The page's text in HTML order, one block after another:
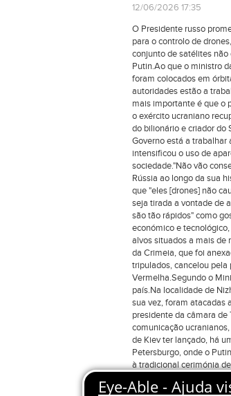
12/06/2026 17:35
O Presidente russo
para o controlo de
conjunto de satélites
Putin.Ao que o ministro
foram colocados em
autoridades estão a
mais importante é que o
o exército ucraniano
do bilionário e criador do
Governo está a
intensificou o uso de
sociedade."Não vão
Rússia ao longo da sua
que "eles [drones] não
seja tirada a vontade de
são tão rápidos" como
económico e
alvos situados a mais de
da Crimeia, que foi
tripulados, cancelou pela
Vermelha.Segundo o
país.Na localidade de
sua vez, foram atacadas
presidente da câmara
comunicação
de Kiev ter lançado, há
Petersburgo, onde o
à tradicional cerimónia
principais valores" do
hostilidades e o início de